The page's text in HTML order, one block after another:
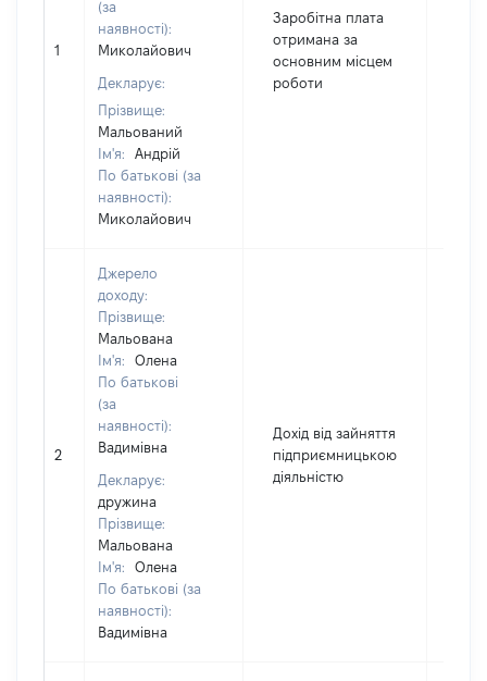
1
(за
наявності):
Миколайович
Декларує:
Прізвище:
Мальований
Ім'я:
Андрій
По батькові (за
наявності):
Миколайович
Заробітна плата
отримана за
основним місцем
роботи
2
Джерело
доходу:
Прізвище:
Мальована
Ім'я:
Олена
По батькові
(за
наявності):
Вадимівна
Декларує:
дружина
Прізвище:
Мальована
Ім'я:
Олена
По батькові (за
наявності):
Вадимівна
Дохід від зайняття
підприємницькою
діяльністю